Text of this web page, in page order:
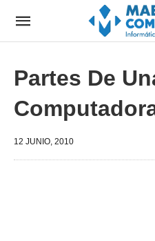
Partes De
12 JUNIO, 2010